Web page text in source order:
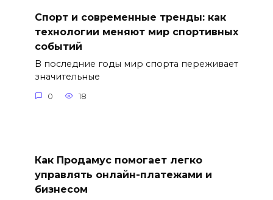
Спорт и современные тренды: как
технологии меняют мир спортивных
событий
В последние годы мир спорта переживает
значительные
0 18
Как Продамус помогает легко
управлять онлайн-платежами и
бизнесом